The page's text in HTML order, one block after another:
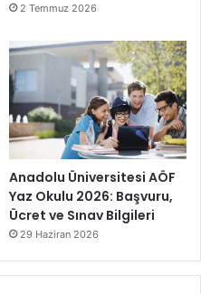
2 Temmuz 2026
Anadolu Üniversitesi AÖF
Yaz Okulu 2026: Başvuru,
Ücret ve Sınav Bilgileri
29 Haziran 2026